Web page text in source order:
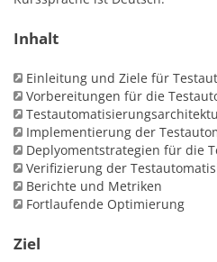
Inhalt
Einleitung und Ziele für
Vorbereitungen für die
Implementierung der
Deplyomentstrategien für die
Verifizierung der
Berichte und Metriken
Fortlaufende Optimierung
Ziel